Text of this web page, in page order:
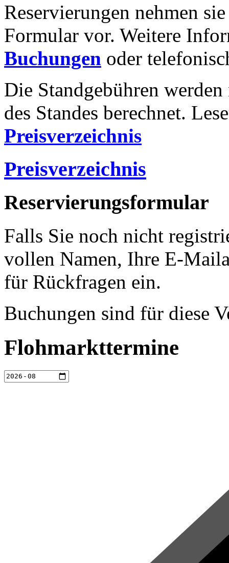
Reservierungen nehmen
Formular vor. Weitere
Buchungen oder
Die Standgebühren
des Standes berechnet.
Preisverzeichnis
Preisverzeichnis
Reservierungsformular
Falls Sie noch nicht
vollen Namen, Ihre E-
für Rückfragen ein.
Buchungen sind für diese
Flohmarkttermine